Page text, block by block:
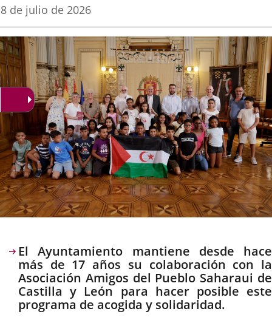
aplicación
externa.
aplicación
externa.
Fecha
la
noticia
8 de julio de 2026
Descripción
El Ayuntamiento mantiene desde hace
más de 17 años su colaboración con la
Asociación Amigos del Pueblo Saharaui de
Castilla y León para hacer posible este
programa de acogida y solidaridad.